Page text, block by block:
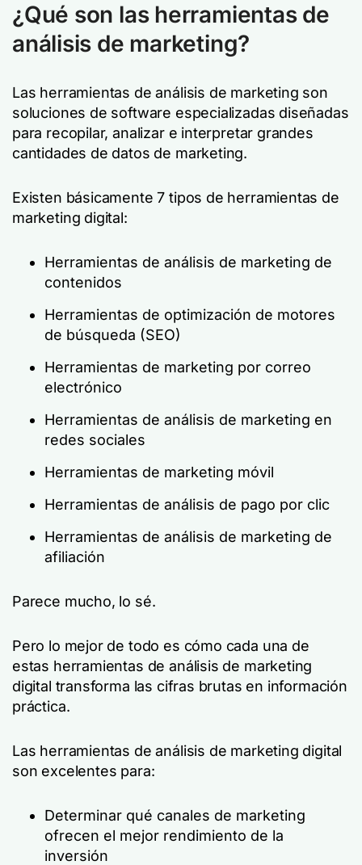
¿Qué son las herramientas de
análisis de marketing?
Las herramientas de análisis de marketing son
soluciones de software especializadas diseñadas
para recopilar, analizar e interpretar grandes
cantidades de datos de marketing.
Existen básicamente 7 tipos de herramientas de
marketing digital:
Herramientas de análisis de marketing de
contenidos
Herramientas de optimización de motores
de búsqueda (SEO)
Herramientas de marketing por correo
electrónico
Herramientas de análisis de marketing en
redes sociales
Herramientas de marketing móvil
Herramientas de análisis de pago por clic
Herramientas de análisis de marketing de
afiliación
Parece mucho, lo sé.
Pero lo mejor de todo es cómo cada una de
estas herramientas de análisis de marketing
digital transforma las cifras brutas en información
práctica.
Las herramientas de análisis de marketing digital
son excelentes para:
Determinar qué canales de marketing
ofrecen el mejor rendimiento de la
inversión